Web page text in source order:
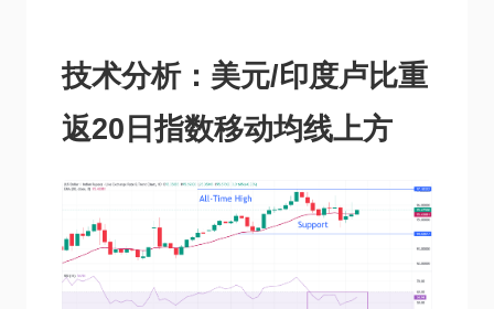
技术分析：美元/印度卢比重
返20日指数移动均线上方